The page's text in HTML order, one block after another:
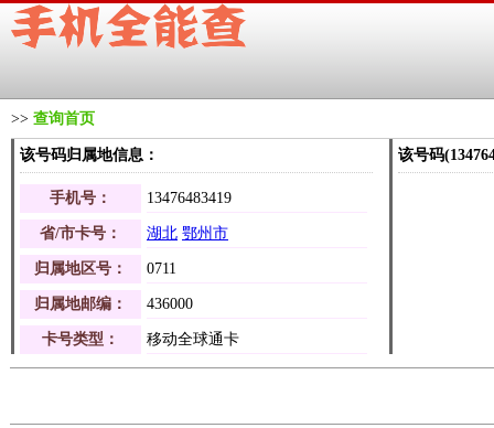
>> 查询首页
该号码归属地信息：
手机号： 13476483419
省/市卡号： 湖北 鄂州市
归属地区号： 0711
归属地邮编： 436000
卡号类型： 移动全球通卡
该号码